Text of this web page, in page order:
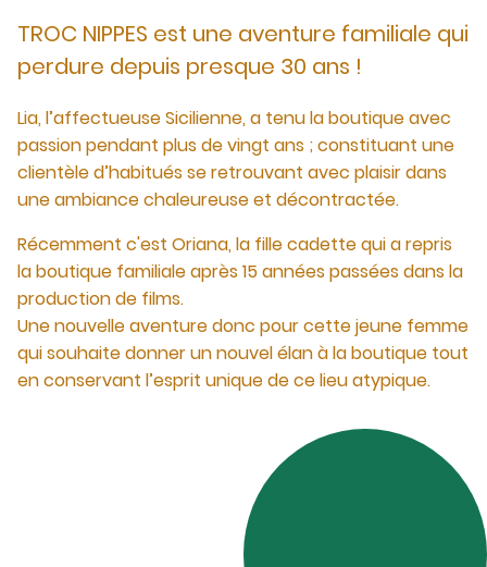
TROC NIPPES est une aventure familiale qui
perdure depuis presque 30 ans !
Lia, l’affectueuse Sicilienne, a tenu la boutique avec
passion pendant plus de vingt ans ; constituant une
clientèle d’habitués se retrouvant avec plaisir dans
une ambiance chaleureuse et décontractée.
Récemment c'est Oriana, la fille cadette qui a repris
la boutique familiale après 15 années passées dans la
production de films.
Une nouvelle aventure donc pour cette jeune femme
qui souhaite donner un nouvel élan à la boutique tout
en conservant l’esprit unique de ce lieu atypique.